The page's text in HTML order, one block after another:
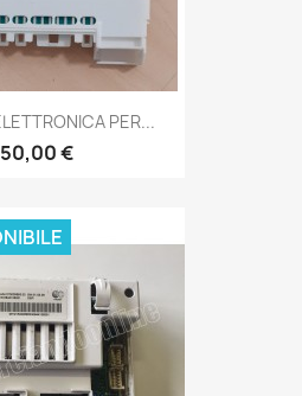
PER...
50,00 €